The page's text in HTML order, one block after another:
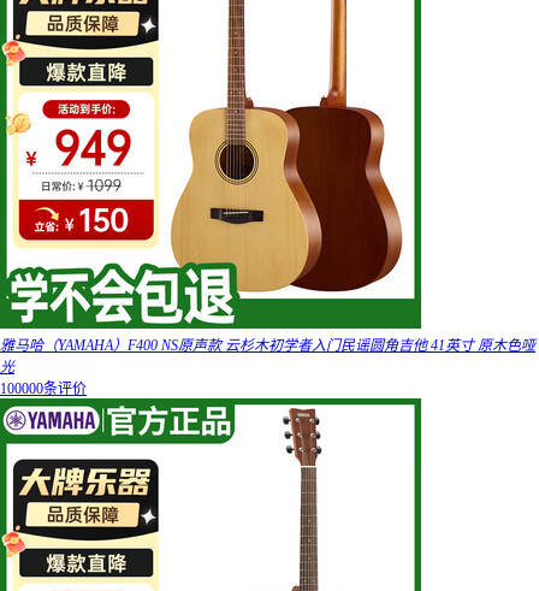
雅马哈（YAMAHA）F400 NS原声款 云杉木初学者入门民谣圆角吉他 41英寸 原木色哑
光
100000条评价